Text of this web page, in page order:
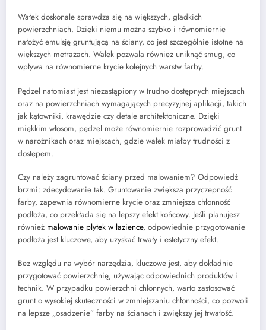
Wałek doskonale sprawdza się na większych, gładkich
powierzchniach. Dzięki niemu można szybko i równomiernie
nałożyć emulsję gruntującą na ściany, co jest szczególnie istotne na
większych metrażach. Wałek pozwala również uniknąć smug, co
wpływa na równomierne krycie kolejnych warstw farby.
Pędzel natomiast jest niezastąpiony w trudno dostępnych miejscach
oraz na powierzchniach wymagających precyzyjnej aplikacji, takich
jak kątowniki, krawędzie czy detale architektoniczne. Dzięki
miękkim włosom, pędzel może równomiernie rozprowadzić grunt
w narożnikach oraz miejscach, gdzie wałek miałby trudności z
dostępem.
Czy należy zagruntować ściany przed malowaniem? Odpowiedź
brzmi: zdecydowanie tak. Gruntowanie zwiększa przyczepność
farby, zapewnia równomierne krycie oraz zmniejsza chłonność
podłoża, co przekłada się na lepszy efekt końcowy. Jeśli planujesz
również malowanie płytek w łazience, odpowiednie przygotowanie
podłoża jest kluczowe, aby uzyskać trwały i estetyczny efekt.
Bez względu na wybór narzędzia, kluczowe jest, aby dokładnie
przygotować powierzchnię, używając odpowiednich produktów i
technik. W przypadku powierzchni chłonnych, warto zastosować
grunt o wysokiej skuteczności w zmniejszaniu chłonności, co pozwoli
na lepsze „osadzenie” farby na ścianach i zwiększy jej trwałość.